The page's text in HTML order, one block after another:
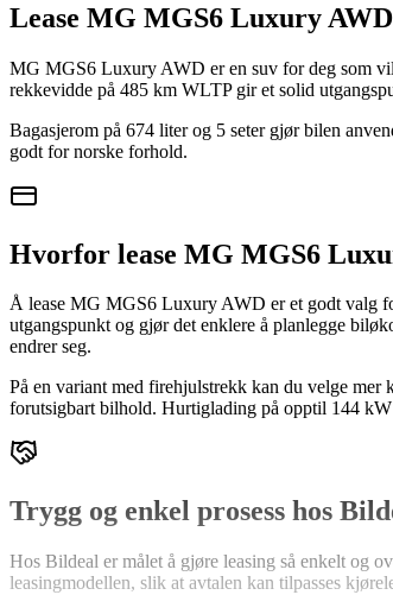
Lease MG MGS6 Luxury
MG MGS6 Luxury AWD er en suv for deg som
rekkevidde på 485 km WLTP gir et solid
Bagasjerom på 674 liter og 5 seter gjør bilen
godt for norske forhold.
Hvorfor lease MG MGS6
Å lease MG MGS6 Luxury AWD er et godt valg
utgangspunkt og gjør det enklere å planlegge
endrer seg.
På en variant med firehjulstrekk kan du velge mer
forutsigbart bilhold. Hurtiglading på opptil 144
Trygg og enkel prosess hos
Hos Bildeal er målet å gjøre leasing så enkelt og
leasingmodellen, slik at avtalen kan tilpasses